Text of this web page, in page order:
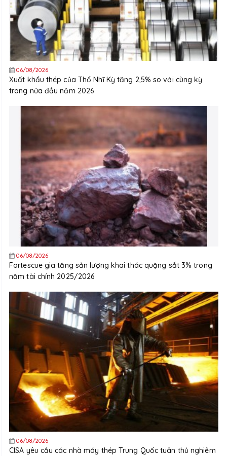
06/08/2026
Xuất khẩu thép của Thổ Nhĩ Kỳ tăng 2,5% so với cùng kỳ
trong nửa đầu năm 2026
06/08/2026
Fortescue gia tăng sản lượng khai thác quặng sắt 3% trong
năm tài chính 2025/2026
06/08/2026
CISA yêu cầu các nhà máy thép Trung Quốc tuân thủ nghiêm